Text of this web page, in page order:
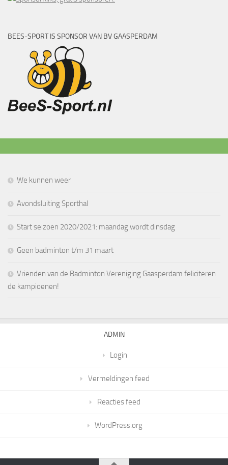
BEES-SPORT IS SPONSOR VAN BV GAASPERDAM
We kunnen weer
Avondsluiting Sporthal
Start seizoen 2020/2021: maandag wordt dinsdag
Geen badminton t/m 31 maart
Vrienden van de Badminton Vereniging Gaasperdam feliciteren
de kampioenen!
ADMIN
Login
Vermeldingen feed
Reacties feed
WordPress.org